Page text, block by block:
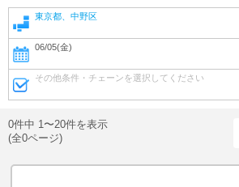
東京都、中野区
06/05(金)
その他条件・チェーンを選択してください
0件中 1〜20件を表示
(全0ページ)